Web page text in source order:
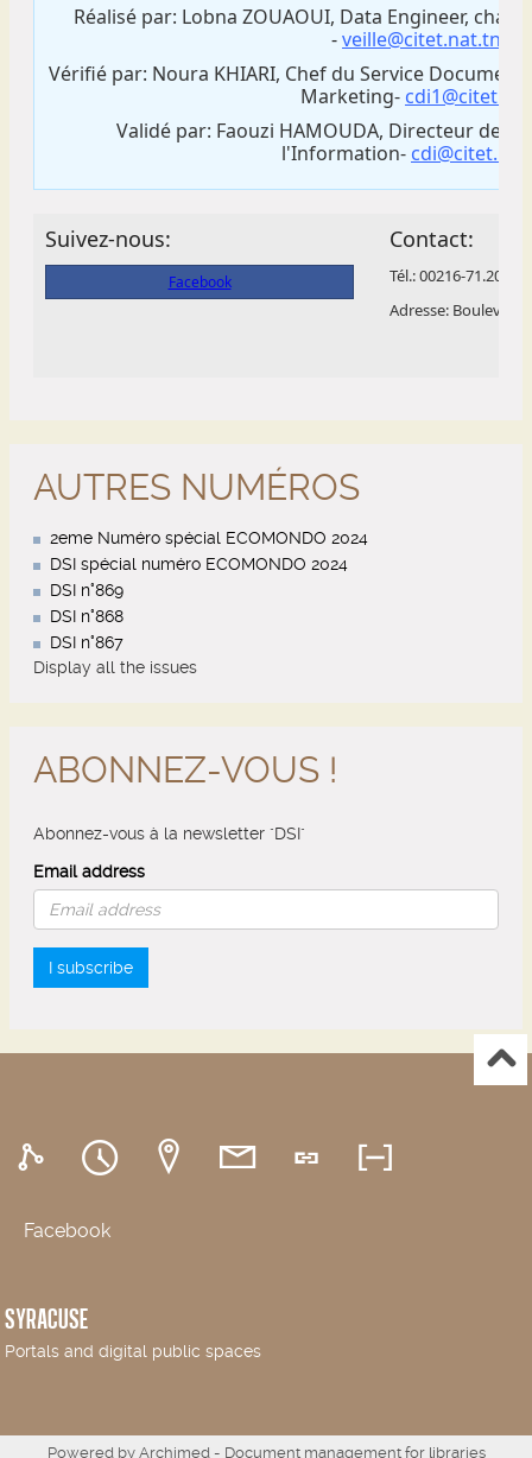
AUTRES NUMÉROS
2eme Numéro spécial ECOMONDO 2024
DSI spécial numéro ECOMONDO 2024
DSI n°869
DSI n°868
DSI n°867
Display all the issues
ABONNEZ-VOUS !
Abonnez-vous à la newsletter "DSI"
Email address
I subscribe
Facebook
SYRACUSE
Portals and digital public spaces
Powered by Archimed- Document management for libraries